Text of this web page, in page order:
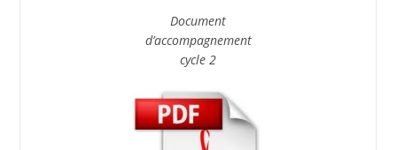
Document
d’accompagnement
cycle 2